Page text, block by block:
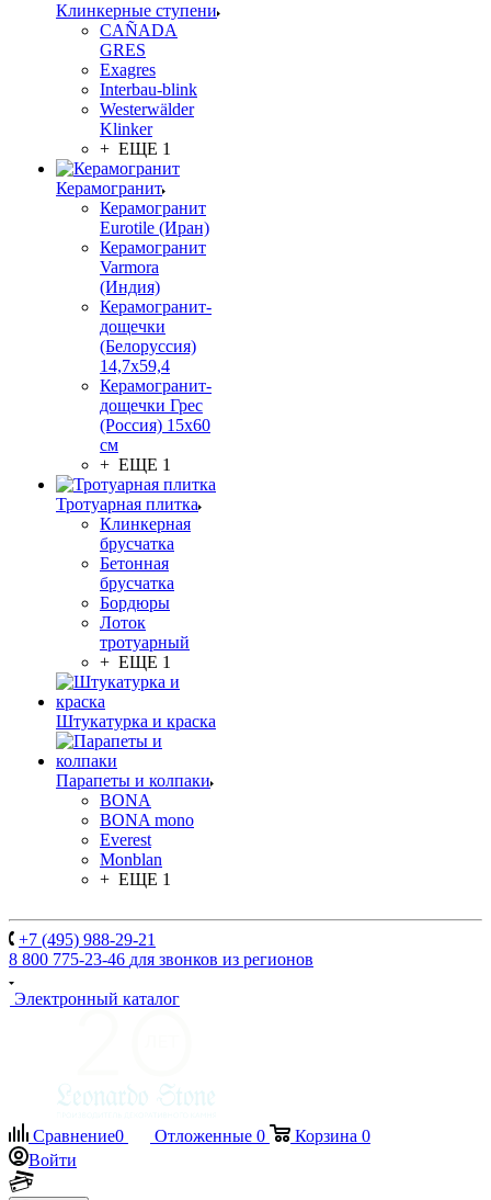
Клинкерные ступени
CAÑADA
GRES
Exagres
Interbau-blink
Westerwälder
Klinker
+ ЕЩЕ 1
Керамогранит
Керамогранит
Eurotile (Иран)
Керамогранит
Varmora
(Индия)
Керамогранит-
дощечки
(Белоруссия)
14,7x59,4
Керамогранит-
дощечки Грес
(Россия) 15х60
см
+ ЕЩЕ 1
Тротуарная плитка
Клинкерная
брусчатка
Бетонная
брусчатка
Бордюры
Лоток
тротуарный
+ ЕЩЕ 1
Штукатурка и краска
Парапеты и колпаки
BONA
BONA mono
Everest
Monblan
+ ЕЩЕ 1
+7 (495) 988-29-21
8 800 775-23-46 для звонков из регионов
Электронный каталог
Сравнение0 Отложенные 0 Корзина 0
Войти